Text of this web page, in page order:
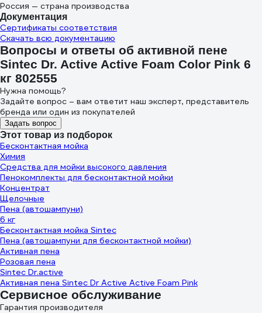
Россия — страна производства
Документация
Сертификаты соответствия
Скачать всю документацию
Вопросы и ответы об активной пене
Sintec Dr. Active Active Foam Color Pink 6
кг 802555
Нужна помощь?
Задайте вопрос – вам ответит наш эксперт, представитель
бренда или один из покупателей
Задать вопрос
Этот товар из подборок
Бесконтактная мойка
Химия
Средства для мойки высокого давления
Пенокомплекты для бесконтактной мойки
Концентрат
Щелочные
Пена (автошампуни)
6 кг
Бесконтактная мойка Sintec
Пена (автошампуни для бесконтактной мойки)
Активная пена
Розовая пена
Sintec Dr.active
Активная пена Sintec Dr Active Active Foam Pink
Сервисное обслуживание
Гарантия производителя